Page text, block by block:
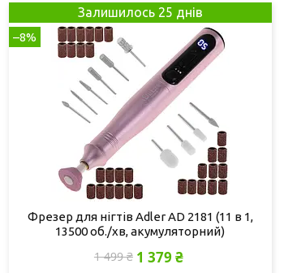
Залишилось 25 днів
–8%
Фрезер для нігтів Adler AD 2181 (11 в 1,
13500 об./хв, акумуляторний)
1 499 ₴ 1 379 ₴